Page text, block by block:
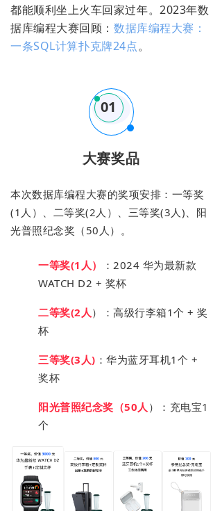
都能顺利坐上火车回家过年。2023年数
据库编程大赛回顾 ： 数据库编程大赛：
一条SQL计算扑克牌24点。
01
大赛奖品
本次数据库编程大赛的奖项安排：一等奖
(1人）、二等奖(2人）、三等奖(3人)、阳
光普照纪念奖（50人）。
一等奖(1人）
：2024 华为最新款
WATCH D2 + 奖杯
二等奖(2人 ）：高级行李箱1个 + 奖
杯
三等奖(3人) ：华为蓝牙耳机1个 +
奖杯
阳光普照纪念奖（50人 ）：充电宝1
个